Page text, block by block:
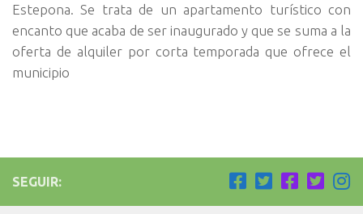
Estepona. Se trata de un apartamento turístico con
encanto que acaba de ser inaugurado y que se suma a la
oferta de alquiler por corta temporada que ofrece el
municipio
SEGUIR: